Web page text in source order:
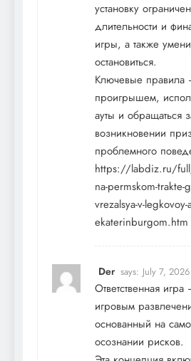
установку
длительности и
игры, а также
остановиться.
Ключевые правила
проигрышем,
ауты и
возникновении
проблемного
https://labdiz.ru/
na-permskom-trakte-
vrezalsya-v-
ekaterinburgom.htm
Der says: July 7,
Ответственная
игровым
основанный на
осознании рисков.